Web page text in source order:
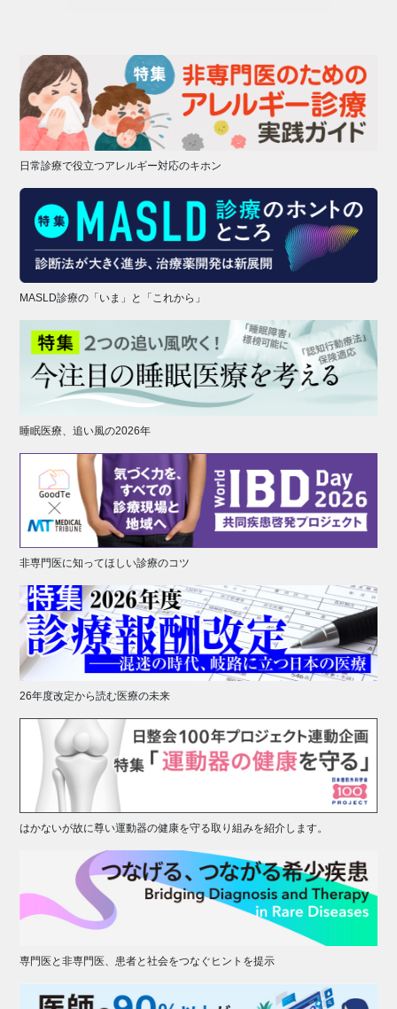
日常診療で役立つアレルギー対応のキホン
MASLD診療の「いま」と「これから」
睡眠医療、追い風の2026年
非専門医に知ってほしい診療のコツ
26年度改定から読む医療の未来
はかないが故に尊い運動器の健康を守る取り組みを紹介します。
専門医と非専門医、患者と社会をつなぐヒントを提示